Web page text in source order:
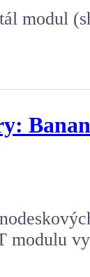
modul
modulu